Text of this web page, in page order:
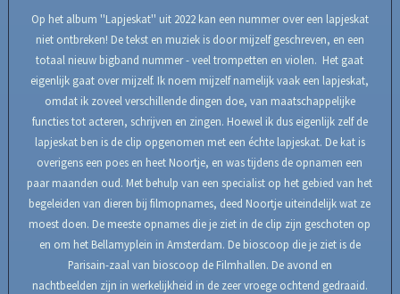
Op het album ''Lapjeskat'' uit 2022 kan een nummer over een lapjeskat
niet ontbreken! De tekst en muziek is door mijzelf geschreven, en een
totaal nieuw bigband nummer - veel trompetten en violen. Het gaat
eigenlijk gaat over mijzelf. Ik noem mijzelf namelijk vaak een lapjeskat,
omdat ik zoveel verschillende dingen doe, van maatschappelijke
functies tot acteren, schrijven en zingen. Hoewel ik dus eigenlijk zelf de
lapjeskat ben is de clip opgenomen met een échte lapjeskat. De kat is
overigens een poes en heet Noortje, en was tijdens de opnamen een
paar maanden oud. Met behulp van een specialist op het gebied van het
begeleiden van dieren bij filmopnames, deed Noortje uiteindelijk wat ze
moest doen. De meeste opnames die je ziet in de clip zijn geschoten op
en om het Bellamyplein in Amsterdam. De bioscoop die je ziet is de
Parisain-zaal van bioscoop de Filmhallen. De avond en
nachtbeelden zijn in werkelijkheid in de zeer vroege ochtend gedraaid.